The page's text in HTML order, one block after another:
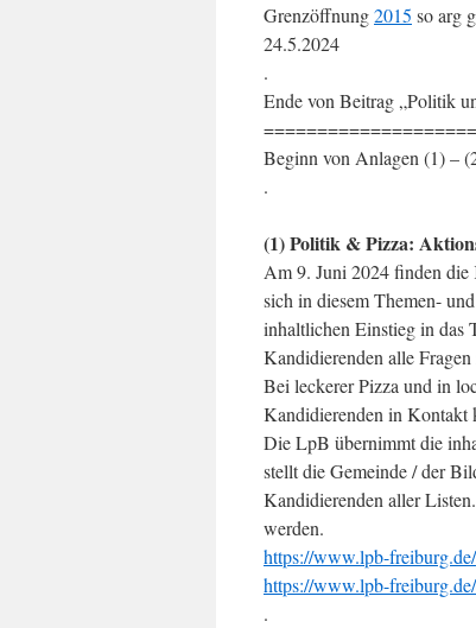
Grenzöffnung2015 so arg
24.5.2024
.
Ende von Beitrag „Politik
Beginn von Anlagen (1) –
.
(1) Politik & Pizza:
Am 9. Juni 2024 finden die
sich in diesem Themen-
inhaltlichen Einstieg in das
Kandidierenden alle
Bei leckerer Pizza und in
Kandidierenden in Kontakt
Die LpB übernimmt die
stellt die Gemeinde / der
Kandidierenden aller
werden.
https://www.lpb-
https://www.lpb-
.